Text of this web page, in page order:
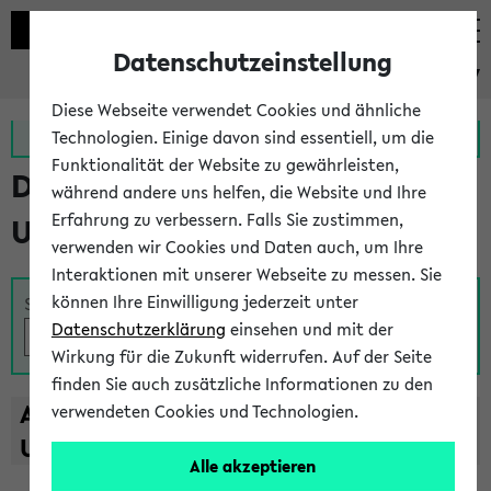
eKVV
Zur MeineUni App Zum MeineUni Portal
Das Lehrangebot der
Universität Bielefeld
Suche
A B C D E F G H I J K L M N O
U
V W X Y
Z
Datenschutzeinstellung
Diese Webseite verwendet Cookies und ähnliche
Technologien. Einige davon sind essentiell, um die
Funktionalität der Website zu gewährleisten,
während andere uns helfen, die Website und Ihre
Erfahrung zu verbessern. Falls Sie zustimmen,
verwenden wir Cookies und Daten auch, um Ihre
Interaktionen mit unserer Webseite zu messen. Sie
können Ihre Einwilligung jederzeit unter
Datenschutzerklärung einsehen und mit der
Wirkung für die Zukunft widerrufen. Auf der Seite
finden Sie auch zusätzliche Informationen zu den
verwendeten Cookies und Technologien.
Alle akzeptieren